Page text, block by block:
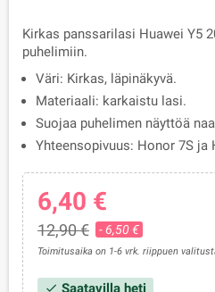
Kirkas panssarilasi Huawei Y5
puhelimiin.
Väri: Kirkas, läpinäkyvä.
Materiaali: karkaistu lasi.
Suojaa puhelimen näyttöä
Yhteensopivuus: Honor 7S ja
6,40 €
12,90 € - 6,50 €
Toimitusaika on 1-6 vrk. riippuen
check Saatavilla heti